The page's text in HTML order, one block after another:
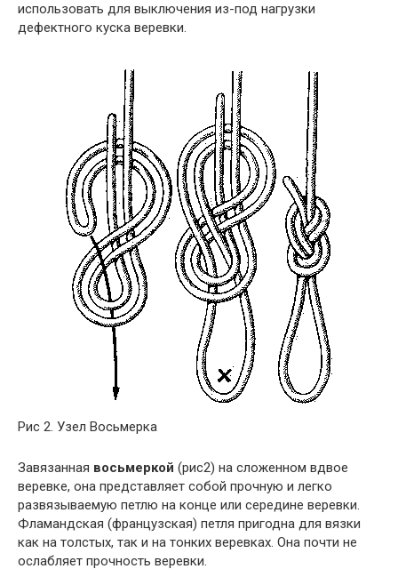
использовать для выключения из-под нагрузки
дефектного куска веревки.
Рис 2. Узел Восьмерка
Завязанная восьмеркой (рис2) на сложенном вдвое
веревке, она представляет собой прочную и легко
развязываемую петлю на конце или середине веревки.
Фламандская (французская) петля пригодна для вязки
как на толстых, так и на тонких веревках. Она почти не
ослабляет прочность веревки.